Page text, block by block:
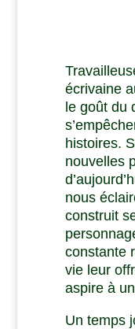
écrivaine
le goût du
histoires.
nouvelles
nous
construit
constante
vie leur
aspire à
Un temps